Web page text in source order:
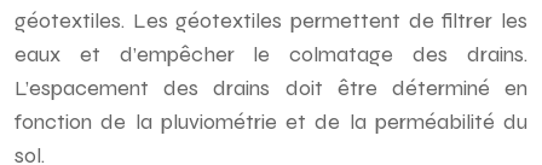
géotextiles. Les géotextiles permettent de filtrer les
eaux et d’empêcher le colmatage des drains.
L’espacement des drains doit être déterminé en
fonction de la pluviométrie et de la perméabilité du
sol.